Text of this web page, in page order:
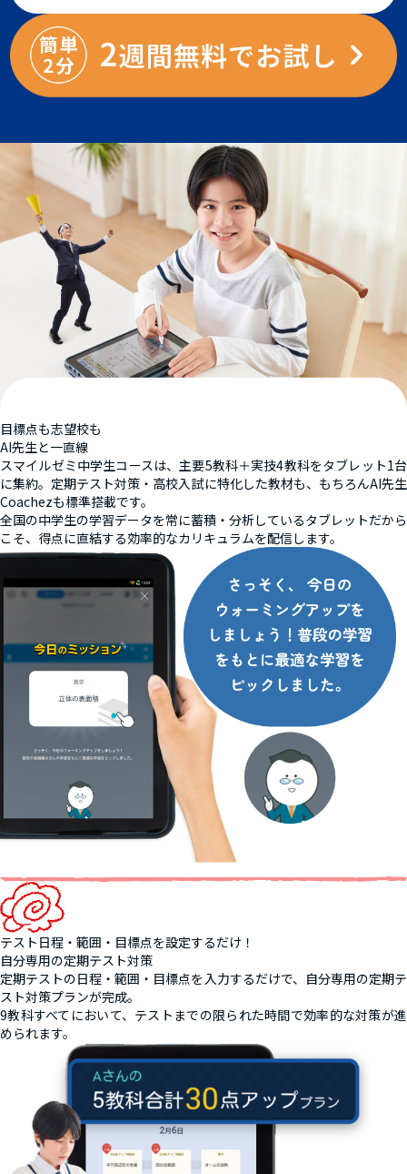
目標点も志望校も
AI先生と一直線
スマイルゼミ中学生コースは、主要5教科＋実技4教科をタブレット1台
に集約。定期テスト対策・高校入試に特化した教材も、もちろんAI先生
Coachezも標準搭載です。
全国の中学生の学習データを常に蓄積・分析しているタブレットだから
こそ、得点に直結する効率的なカリキュラムを配信します。
テスト日程・範囲・目標点を設定するだけ！
自分専用の定期テスト対策
定期テストの日程・範囲・目標点を入力するだけで、自分専用の定期テ
スト対策プランが完成。
9教科すべてにおいて、テストまでの限られた時間で効率的な対策が進
められます。